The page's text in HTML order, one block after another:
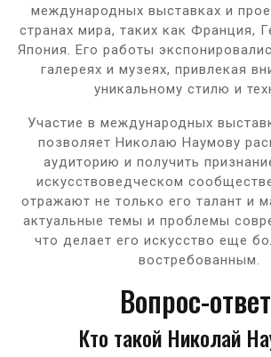
международных выставках и
странах мира, таких как Франция,
Япония. Его работы
галереях и музеях, привлекая
уникальному стилю и
Участие в международных
позволяет Николаю Наумову
аудиторию и получить
искусствоведческом
отражают не только его талант и
актуальные темы и проблемы
что делает его искусство еще
востребованным.
Вопрос-
Кто такой Николай